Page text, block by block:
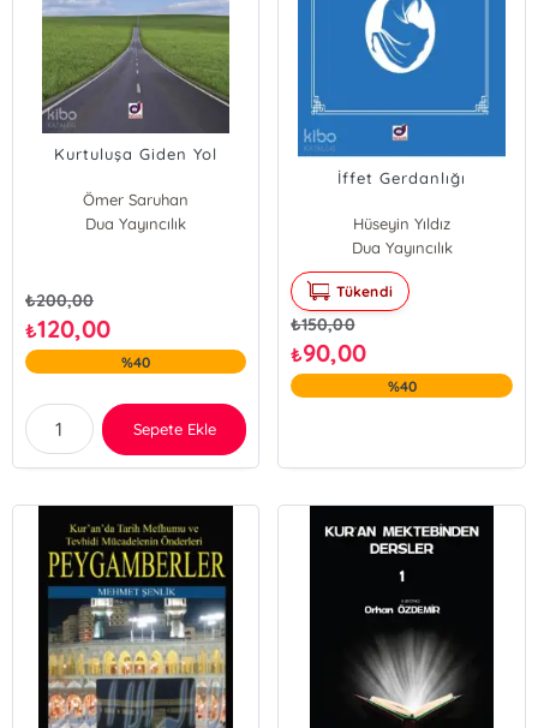
Kurtuluşa Giden Yol
Ömer Saruhan
Dua Yayıncılık
₺200,00
₺120,00
%40
Sepete Ekle
İffet Gerdanlığı
Hüseyin Yıldız
Dua Yayıncılık
Tükendi
₺150,00
₺90,00
%40